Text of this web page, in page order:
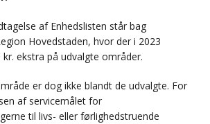
af Enhedslisten står bag
Hovedstaden, hvor der i 2023
ekstra på udvalgte områder.
er dog ikke blandt de udvalgte. For
af servicemålet for
til livs- eller førlighedstruende